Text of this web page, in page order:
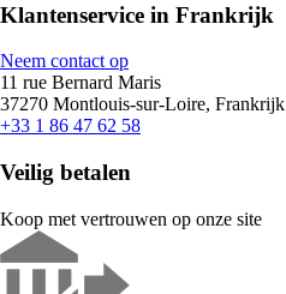
Klantenservice in Frankrijk
Neem contact op
11 rue Bernard Maris
37270 Montlouis-sur-Loire, Frankrijk
+33 1 86 47 62 58
Veilig betalen
Koop met vertrouwen op onze site